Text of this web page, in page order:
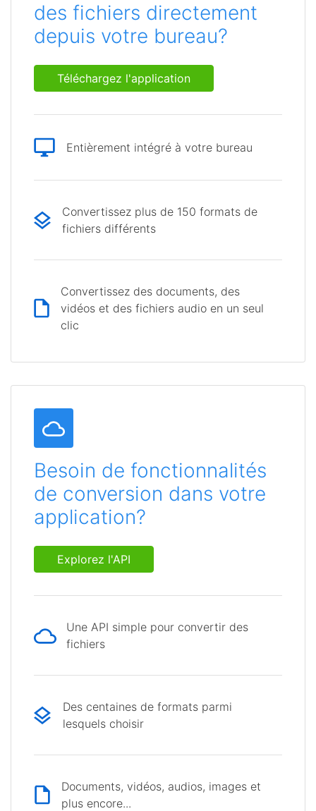
des fichiers directement
depuis votre bureau?
Téléchargez l'application
Entièrement intégré à votre bureau
Convertissez plus de 150 formats de
fichiers différents
Convertissez des documents, des
vidéos et des fichiers audio en un seul
clic
Besoin de fonctionnalités
de conversion dans votre
application?
Explorez l'API
Une API simple pour convertir des
fichiers
Des centaines de formats parmi
lesquels choisir
Documents, vidéos, audios, images et
plus encore...